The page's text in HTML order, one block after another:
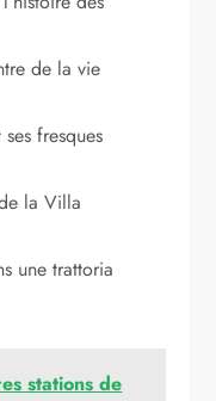
de la vie
fresques
la Villa
une trattoria
stations de